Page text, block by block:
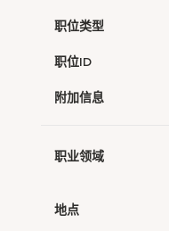
职位类型
职位ID
附加信息
职业领域
地点